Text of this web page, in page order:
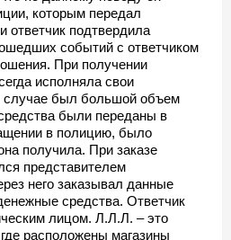
которым передал
подтвердила
событий с ответчиком
При получении
исполняла свои
случае был большой объем
были переданы в
в полицию, было
получила. При заказе
представителем
него заказывал данные
средства. Ответчик
лицом. Л.Л.Л. – это
расположены магазины